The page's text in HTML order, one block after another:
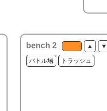
bench 2 ▲ ▼
バトル場 トラッシュ